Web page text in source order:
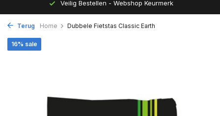
Veilig Bestellen - Webshop Keurmerk
Terug Home Dubbele Fietstas Classic Earth
16% sale